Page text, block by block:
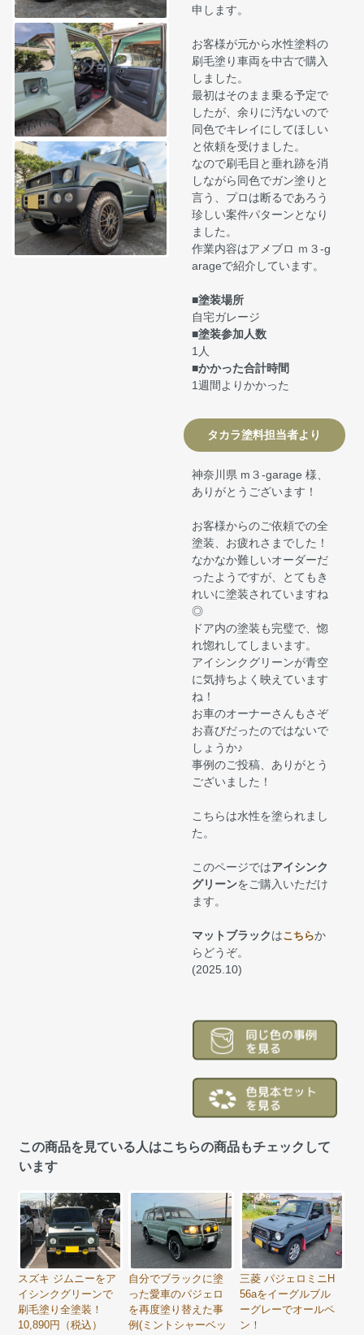
申します。
お客様が元から水性塗料の
刷毛塗り車両を中古で購入
しました。
最初はそのまま乗る予定で
したが、余りに汚ないので
同色でキレイにしてほしい
と依頼を受けました。
なので刷毛目と垂れ跡を消
しながら同色でガン塗りと
言う、プロは断るであろう
珍しい案件パターンとなり
ました。
作業内容はアメブロ ｍ３-g
arageで紹介しています。
■塗装場所
自宅ガレージ
■塗装参加人数
1人
■かかった合計時間
1週間よりかかった
タカラ塗料担当者より
神奈川県 m３-garage 様、
ありがとうございます！
お客様からのご依頼での全
塗装、お疲れさまでした！
なかなか難しいオーダーだ
ったようですが、とてもき
れいに塗装されていますね
◎
ドア内の塗装も完璧で、惚
れ惚れしてしまいます。
アイシンクグリーンが青空
に気持ちよく映えています
ね！
お車のオーナーさんもさぞ
お喜びだったのではないで
しょうか♪
事例のご投稿、ありがとう
ございました！
こちらは水性を塗られまし
た。
このページではアイシンク
グリーンをご購入いただけ
ます。
マットブラックはこちらか
らどうぞ。
(2025.10)
この商品を見ている人はこちらの商品もチェックして
います
スズキ ジムニーをア
イシンクグリーンで
刷毛塗り全塗装！
10,890円（税込）
自分でブラックに塗
った愛車のパジェロ
を再度塗り替えた事
例(ミントシャーベッ
三菱 パジェロミニH
56aをイーグルブル
ーグレーでオールペ
ン！